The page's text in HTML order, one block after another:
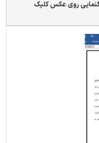
روی عکس کلیک